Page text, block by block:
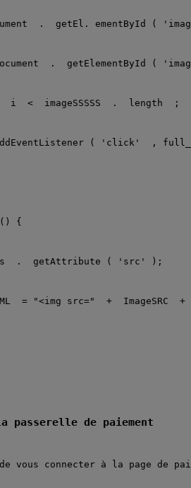
. getEl. ementById (
. getElementById (
i < imageSSSSS . length ;
( 'click' ,
() {
. getAttribute ( 'src' );
= "<img src=" + ImageSRC +
passerelle de paiement
de vous connecter à la page